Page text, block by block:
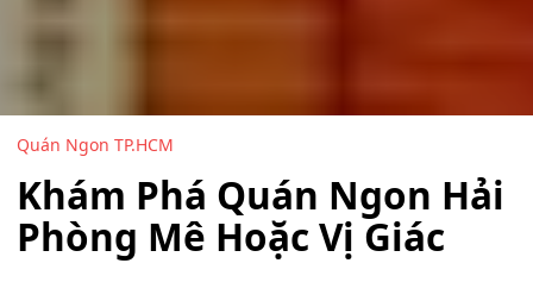
Quán Ngon TP.HCM
Khám Phá Quán Ngon Hải
Phòng Mê Hoặc Vị Giác